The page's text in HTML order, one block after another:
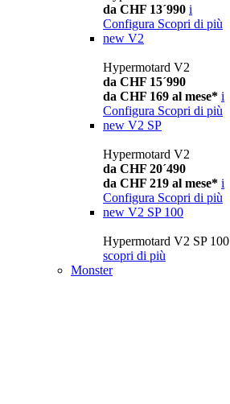
da CHF 13´990 i
Configura Scopri di più
new V2
Hypermotard V2
da CHF 15´990
da CHF 169 al mese* i
Configura Scopri di più
new V2 SP
Hypermotard V2
da CHF 20´490
da CHF 219 al mese* i
Configura Scopri di più
new V2 SP 100
Hypermotard V2 SP 100
scopri di più
Monster